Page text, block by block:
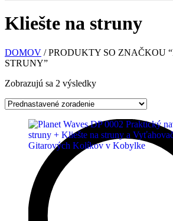
Kliešte na struny
DOMOV / PRODUKTY SO ZNAČKOU
STRUNY”
Zobrazujú sa 2 výsledky